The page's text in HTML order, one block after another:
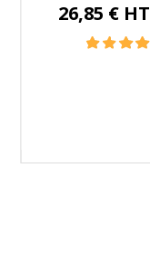
26,85 € HT